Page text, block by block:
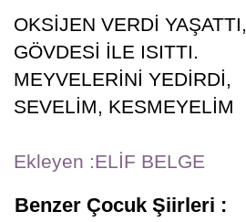
OKSİJEN VERDİ YAŞATTI,
GÖVDESİ İLE ISITTI.
MEYVELERİNİ YEDİRDİ,
SEVELİM, KESMEYELİM
Ekleyen :ELİF BELGE
Benzer Çocuk Şiirleri :